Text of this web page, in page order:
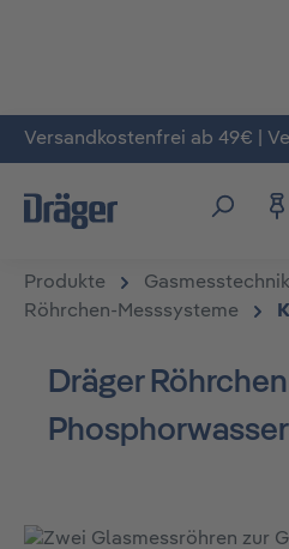
Zum Hauptinhalt springen
Versandkostenfrei ab 49€ |
Produkte
Gasmesstechnik
Röhrchen-Messsysteme
Dräger
Bildergalerie überspringen